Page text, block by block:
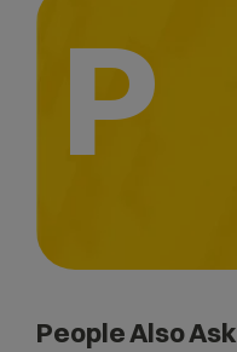
P
People Also Ask